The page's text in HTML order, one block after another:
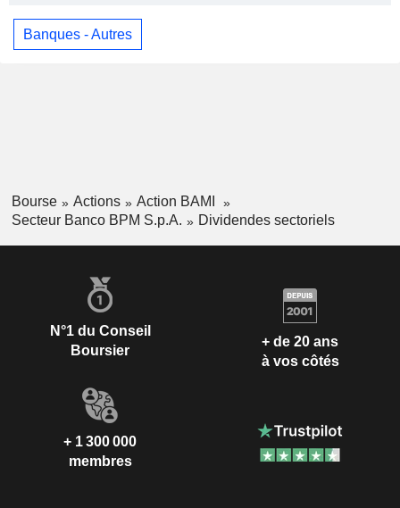
Banques - Autres
Bourse Actions
Action BAMI
Secteur Banco BPM S.p.A.
Dividendes sectoriels
N°1 du Conseil
Boursier
+ de 20 ans
à vos côtés
+ 1 300 000
membres